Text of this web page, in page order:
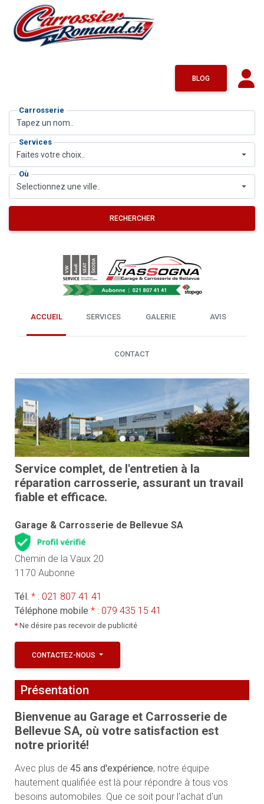
BLOG
Carrosserie
Services
Faites votre choix..
Où
Selectionnez une ville..
RECHERCHER
ACCUEIL SERVICES GALERIE AVIS
CONTACT
Previous Next
Service complet, de l'entretien à la
réparation carrosserie, assurant un travail
fiable et efficace.
Garage & Carrosserie de Bellevue SA
Chemin de la Vaux 20
1170 Aubonne
Tél. *: 021 807 41 41
Téléphone mobile *: 079 435 15 41
*Ne désire pas recevoir de publicité
CONTACTEZ-NOUS
Présentation
Bienvenue au Garage et Carrosserie de
Bellevue SA, où votre satisfaction est
notre priorité!
Avec plus de 45 ans d'expérience, notre équipe
hautement qualifiée est là pour répondre à tous vos
besoins automobiles. Que ce soit pour l'achat d'un